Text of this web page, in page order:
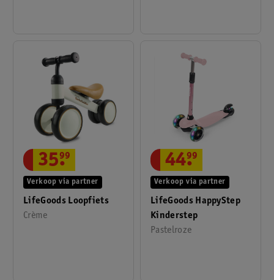
LifeGoods Loopfiets
Crème
Verkoop via partner
35.
99
LifeGoods HappyStep
Kinderstep
Pastelroze
Verkoop via partner
44.
99